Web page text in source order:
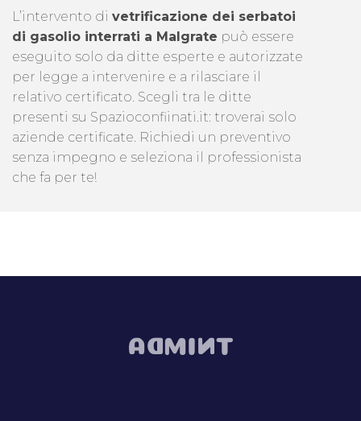
L’intervento di vetrificazione dei serbatoi
di gasolio interrati a Malgrate può essere
eseguito solo da ditte esperte e autorizzate
per legge a intervenire e a rilasciare il
relativo certificato. Scegli tra le ditte
presenti su Spazioconfiinati.it: troverai solo
aziende certificate. Richiedi un preventivo
senza impegno e seleziona il professionista
che fa per te!